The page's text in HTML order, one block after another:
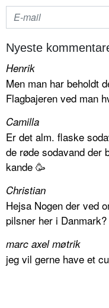
Nyeste
Henrik
Men man har beholdt
Flagbajeren ved man
Camilla
Er det alm. flaske
de røde sodavand der
kande 🥳
Christian
Hejsa Nogen der ved
pilsner her i
marc axel møtrik
jeg vil gerne have et